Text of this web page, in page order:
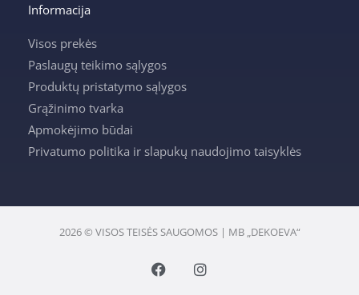
Informacija
Visos prekės
Paslaugų teikimo sąlygos
Produktų pristatymo sąlygos
Grąžinimo tvarka
Apmokėjimo būdai
Privatumo politika ir slapukų naudojimo taisyklės
2026 © VISOS TEISĖS SAUGOMOS | MB „DEKOEVA“
F
a
I
n